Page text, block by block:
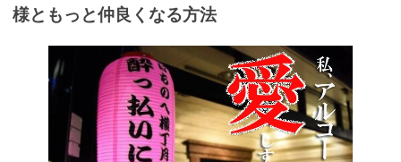
様ともっと仲良くなる方法